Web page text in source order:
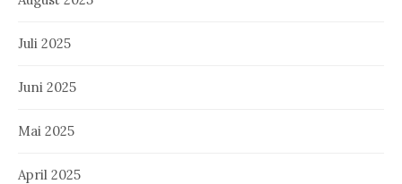
Juli 2025
Juni 2025
Mai 2025
April 2025